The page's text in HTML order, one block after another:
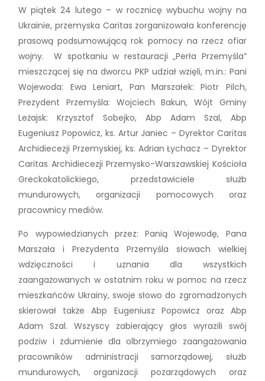
W piątek 24 lutego – w rocznicę wybuchu wojny na
Ukrainie, przemyska Caritas zorganizowała konferencję
prasową podsumowującą rok pomocy na rzecz ofiar
wojny. W spotkaniu w restauracji „Perła Przemyśla”
mieszczącej się na dworcu PKP udział wzięli, m.in.: Pani
Wojewoda: Ewa Leniart, Pan Marszałek: Piotr Pilch,
Prezydent Przemyśla: Wojciech Bakun, Wójt Gminy
Leżajsk: Krzysztof Sobejko, Abp Adam Szal, Abp
Eugeniusz Popowicz, ks. Artur Janiec – Dyrektor Caritas
Archidiecezji Przemyskiej, ks. Adrian Łychacz – Dyrektor
Caritas Archidiecezji Przemysko-Warszawskiej Kościoła
Greckokatolickiego, przedstawiciele służb
mundurowych, organizacji pomocowych oraz
pracownicy mediów.
Po wypowiedzianych przez: Panią Wojewodę, Pana
Marszała i Prezydenta Przemyśla słowach wielkiej
wdzięczności i uznania dla wszystkich
zaangażowanych w ostatnim roku w pomoc na rzecz
mieszkańców Ukrainy, swoje słowo do zgromadzonych
skierował także Abp Eugeniusz Popowicz oraz Abp
Adam Szal. Wszyscy zabierający głos wyrazili swój
podziw i zdumienie dla olbrzymiego zaangażowania
pracowników administracji samorządowej, służb
mundurowych, organizacji pozarządowych oraz